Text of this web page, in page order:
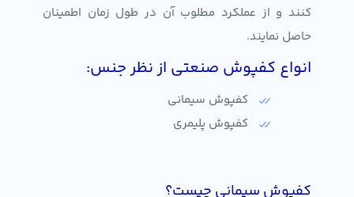
کنند و از عملکرد مطلوب آن در طول زمان اطمینان
حاصل نمایند.
انواع کفپوش صنعتی از نظر جنس:
کفپوش سیمانی
کفپوش پلیمری
کفپوش سیمانی چیست؟